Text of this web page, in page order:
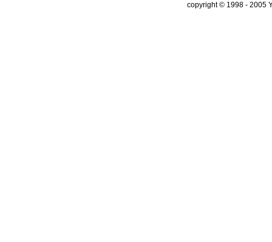
copyright © 1998 - 2005